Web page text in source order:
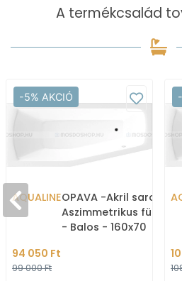
A termékcsalád
-5% AKCIÓ
AQUALINEOPAVA -Akril
Aszimmetrikus fürdőkád
- Balos - 160x70
94 050 Ft
99 000 Ft